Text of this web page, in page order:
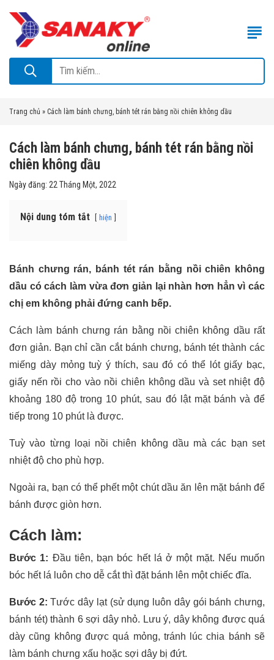
Trang chủ » Cách làm bánh chưng, bánh tét rán bằng nồi chiên không dầu
Cách làm bánh chưng, bánh tét rán bằng nồi
chiên không dầu
Ngày đăng: 22 Tháng Một, 2022
Nội dung tóm tắt hiện
Bánh chưng rán, bánh tét rán bằng nồi chiên không
dầu có cách làm vừa đơn giản lại nhàn hơn hẳn vì các
chị em không phải đứng canh bếp.
Cách làm bánh chưng rán bằng nồi chiên không dầu rất
đơn giản. Bạn chỉ cần cắt bánh chưng, bánh tét thành các
miếng dày mỏng tuỳ ý thích, sau đó có thể lót giấy bạc,
giấy nến rồi cho vào nồi chiên không dầu và set nhiệt độ
khoảng 180 độ trong 10 phút, sau đó lật mặt bánh và để
tiếp trong 10 phút là được.
Tuỳ vào từng loại nồi chiên không dầu mà các bạn set
nhiệt độ cho phù hợp.
Ngoài ra, bạn có thể phết một chút dầu ăn lên mặt bánh để
bánh được giòn hơn.
Cách làm:
Bước 1: Đầu tiên, bạn bóc hết lá ở một mặt. Nếu muốn
bóc hết lá luôn cho dễ cắt thì đặt bánh lên một chiếc đĩa.
Bước 2: Tước dây lạt (sử dụng luôn dây gói bánh chưng,
bánh tét) thành 6 sợi dây nhỏ. Lưu ý, dây không được quá
dày cũng không được quá mỏng, tránh lúc chia bánh sẽ
làm bánh chưng xấu hoặc sợi dây bị đứt.